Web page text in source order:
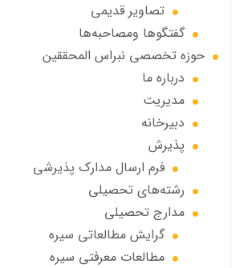
تصاویر قديمي
گفتگوها ومصاحبه‌ها
حوزه تخصصی نبراس المحققین
درباره ما
مديريت
دبيرخانه
پذيرش
فرم ارسال مدارك پذيرشى
رشته‌هاي تحصيلي
مدارج تحصیلی
گرايش مطالعاتي سیره
مطالعات معرفتی سیره